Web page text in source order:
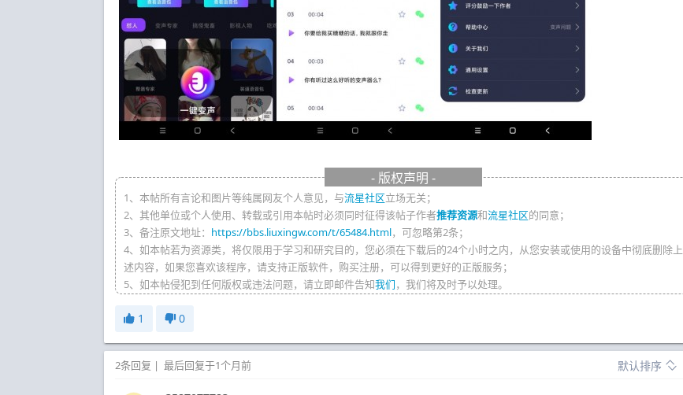
- 版权声明 -
1、本帖所有言论和图片等纯属网友个人意见，与流星社区立场无关；
2、其他单位或个人使用、转载或引用本帖时必须同时征得该帖子作者推荐资源和流星社区的同意；
3、备注原文地址： https://bbs.liuxingw.com/t/65484.html，可忽略第2条；
4、如本帖若为资源类，将仅限用于学习和研究目的，您必须在下载后的24个小时之内，从您安装或使用的设备中彻底删除上
述内容，如果您喜欢该程序，请支持正版软件，购买注册，可以得到更好的正版服务；
5、如本帖侵犯到任何版权或违法问题，请立即邮件告知我们，我们将及时予以处理。
1 0
2条回复 | 最后回复于1个月前 默认排序